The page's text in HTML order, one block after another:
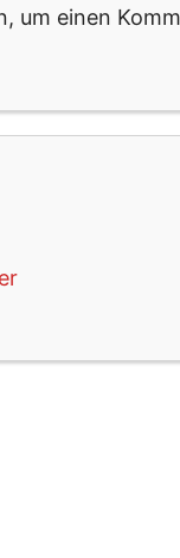
um einen